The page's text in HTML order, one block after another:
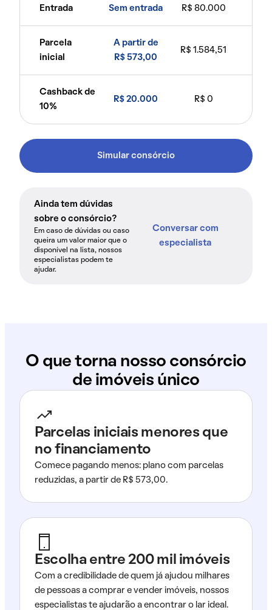
Entrada Sem entrada R$ 80.000
Parcela
inicial
A partir de
R$ 573,00
R$ 1.584,51
Cashback de
10%
R$ 20.000 R$ 0
Simular consórcio
Ainda tem dúvidas
sobre o consórcio?
Em caso de dúvidas ou caso
queira um valor maior que o
disponível na lista, nossos
especialistas podem te
ajudar.
Conversar com
especialista
O que torna nosso consórcio
de imóveis único
Parcelas iniciais menores que
no financiamento
Comece pagando menos: plano com parcelas
reduzidas, a partir de R$ 573,00.
Escolha entre 200 mil imóveis
Com a credibilidade de quem já ajudou milhares
de pessoas a comprar e vender imóveis, nossos
especialistas te ajudarão a encontrar o lar ideal.